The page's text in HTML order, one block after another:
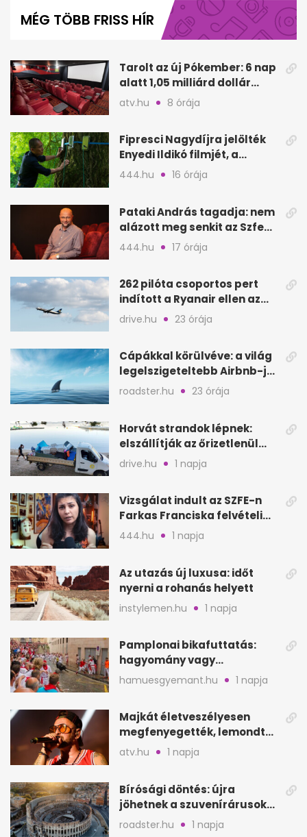
minute,
25MÉG TÖBB FRISS HÍR
Tarolt az új Pókember: 6 nap
alatt 1,05 milliárd dollár
bevétel
atv.hu 8 órája
Fipresci Nagydíjra jelölték
Enyedi Ildikó filmjét, a
Csendes barátot
444.hu 16 órája
Pataki András tagadja: nem
alázott meg senkit az Szfe
felvételijén
444.hu 17 órája
262 pilóta csoportos pert
indított a Ryanair ellen az
Egyesült Királyságban
drive.hu 23 órája
Cápákkal körülvéve: a világ
legelszigeteltebb Airbnb-je
a nyílt tengeren
roadster.hu 23 órája
Horvát strandok lépnek:
elszállítják az őrizetlenül
hagyott törölközőket
drive.hu 1 napja
Vizsgálat indult az SZFE-n
Farkas Franciska felvételi
videója után
444.hu 1 napja
Az utazás új luxusa: időt
nyerni a rohanás helyett
instylemen.hu 1 napja
Pamplonai bikafuttatás:
hagyomány vagy
értelmetlen vérontás?
hamuesgyemant.hu 1 napja
Majkát életveszélyesen
megfenyegették, lemondta
a sepsiszentgyörgyi
atv.hu 1 napja
Bírósági döntés: újra
jöhetnek a szuvenírárusok
Európa ikonikus helyére
roadster.hu 1 napja